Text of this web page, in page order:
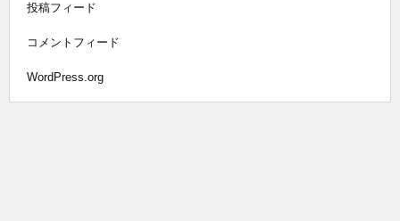
投稿フィード
コメントフィード
WordPress.org